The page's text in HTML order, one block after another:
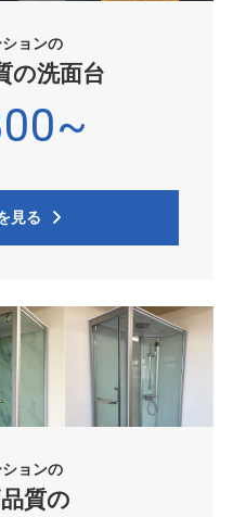
ョンの
の洗面台
見る
ョンの
質の